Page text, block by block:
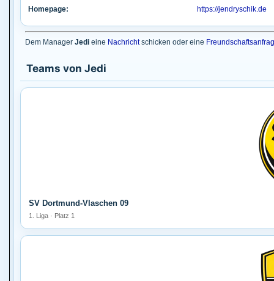
Homepage:
https://jendryschik.de
Dem Manager Jedi eine Nachrichtschicken oder eine
Teams von Jedi
SV Dortmund-Vlaschen 09
1. Liga · Platz 1